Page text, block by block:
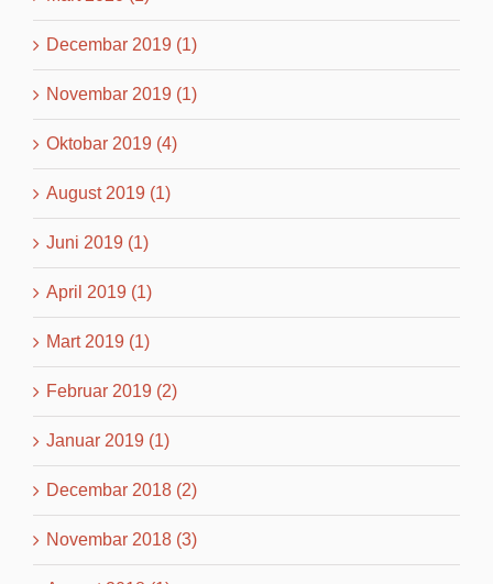
Decembar 2019 (1)
Novembar 2019 (1)
Oktobar 2019 (4)
August 2019 (1)
Juni 2019 (1)
April 2019 (1)
Mart 2019 (1)
Februar 2019 (2)
Januar 2019 (1)
Decembar 2018 (2)
Novembar 2018 (3)